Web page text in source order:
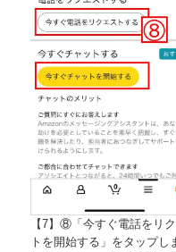
【7】⑧「今すぐ電話をリ
トを開始する」をタップ